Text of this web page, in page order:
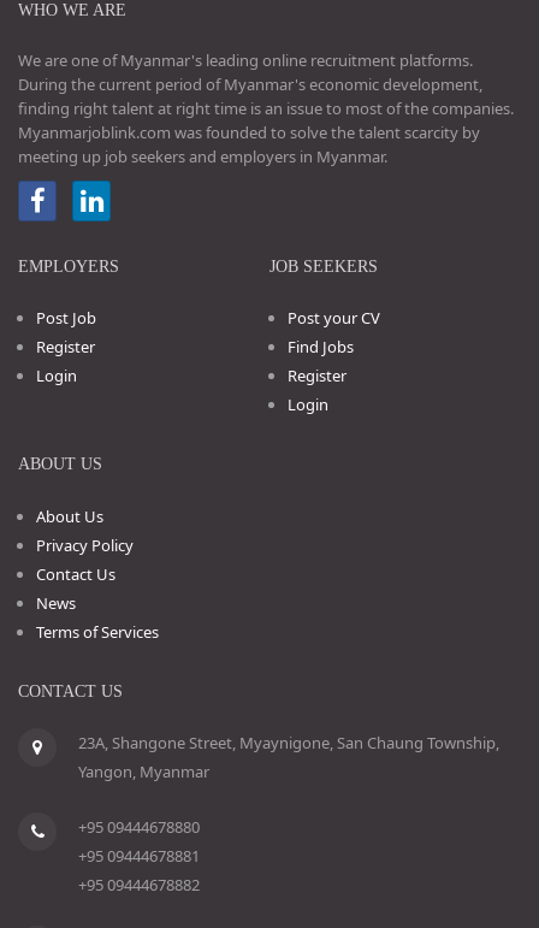
WHO WE ARE
We are one of Myanmar's leading online recruitment platforms.
During the current period of Myanmar's economic development,
finding right talent at right time is an issue to most of the companies.
Myanmarjoblink.com was founded to solve the talent scarcity by
meeting up job seekers and employers in Myanmar.
EMPLOYERS
Post Job
Register
Login
JOB SEEKERS
Post your CV
Find Jobs
Register
Login
ABOUT US
About Us
Privacy Policy
Contact Us
News
Terms of Services
CONTACT US
23A, Shangone Street, Myaynigone, San Chaung Township,
Yangon, Myanmar
+95 09444678880
+95 09444678881
+95 09444678882